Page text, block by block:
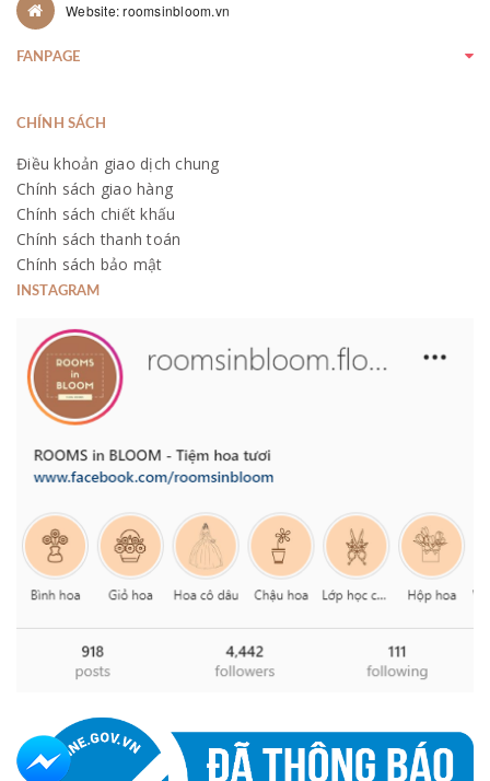
Website: roomsinbloom.vn
FANPAGE
CHÍNH SÁCH
Điều khoản giao dịch chung
Chính sách giao hàng
Chính sách chiết khấu
Chính sách thanh toán
Chính sách bảo mật
INSTAGRAM